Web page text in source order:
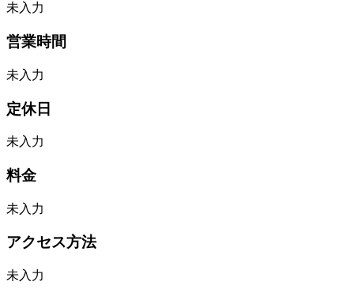
未入力
営業時間
未入力
定休日
未入力
料金
未入力
アクセス方法
未入力